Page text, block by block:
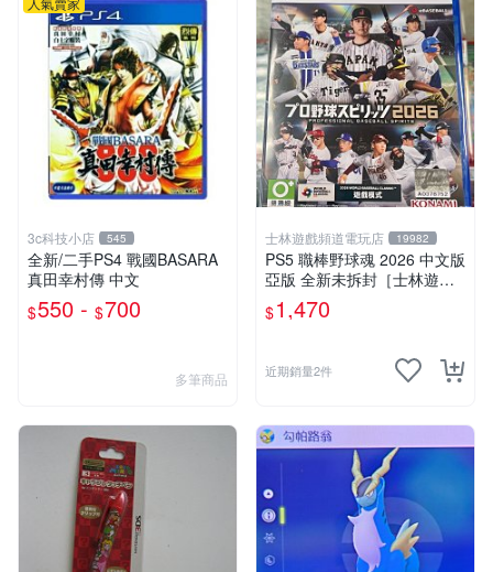
3c科技小店 545
全新/二手PS4 戰國BASARA
真田幸村傳 中文
$550 - $700
多筆商品
士林遊戲頻道電玩店 19982
PS5 職棒野球魂 2026 中文版
亞版 全新未拆封［士林遊戲
頻道］
$1,470
近期銷量2件